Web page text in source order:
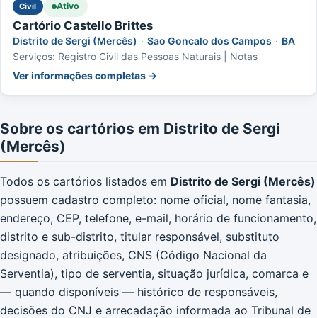
Civil Ativo
Cartório Castello Brittes
Distrito de Sergi (Mercês) · Sao Goncalo dos Campos · BA
Serviços: Registro Civil das Pessoas Naturais | Notas
Ver informações completas →
Sobre os cartórios em Distrito de Sergi
(Mercês)
Todos os cartórios listados em Distrito de Sergi (Mercês)
possuem cadastro completo: nome oficial, nome fantasia,
endereço, CEP, telefone, e-mail, horário de funcionamento,
distrito e sub-distrito, titular responsável, substituto
designado, atribuições, CNS (Código Nacional da
Serventia), tipo de serventia, situação jurídica, comarca e
— quando disponíveis — histórico de responsáveis,
decisões do CNJ e arrecadação informada ao Tribunal de